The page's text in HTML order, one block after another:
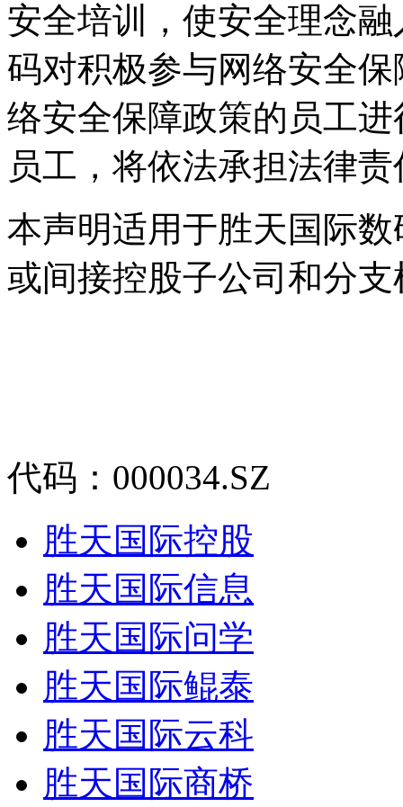
安全培训，使安全理
码对积极参与网络安全保
络安全保障政策的员工进
员工，将依法承担法律
本声明适用于胜天国际
或间接控股子公司和分支
代码：000034.SZ
胜天国际控股
胜天国际信息
胜天国际问学
胜天国际鲲泰
胜天国际云科
胜天国际商桥